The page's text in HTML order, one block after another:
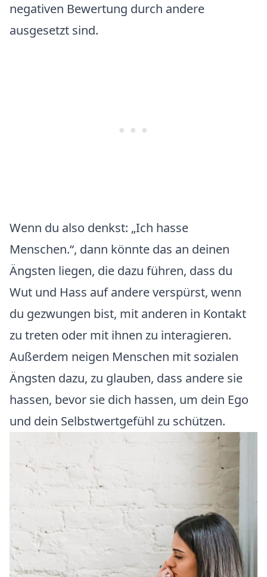
negativen Bewertung durch andere
ausgesetzt sind.
Wenn du also denkst: „Ich hasse
Menschen.“, dann könnte das an deinen
Ängsten liegen, die dazu führen, dass du
Wut und Hass auf andere verspürst, wenn
du gezwungen bist, mit anderen in Kontakt
zu treten oder mit ihnen zu interagieren.
Außerdem neigen Menschen mit sozialen
Ängsten dazu, zu glauben, dass andere sie
hassen, bevor sie dich hassen, um dein Ego
und dein Selbstwertgefühl zu schützen.